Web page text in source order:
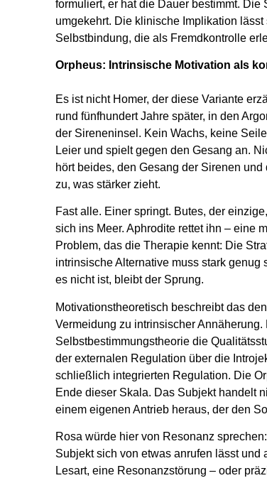
formuliert, er hat die Dauer bestimmt.
umgekehrt. Die klinische Implikation
Selbstbindung, die als Fremdkontrolle
Orpheus: Intrinsische Motivation als
Es ist nicht Homer, der diese Variante
rund fünfhundert Jahre später, in den
der Sireneninsel. Kein Wachs, keine
Leier und spielt gegen den Gesang an.
hört beides, den Gesang der Sirenen
zu, was stärker zieht.
Fast alle. Einer springt. Butes, der
sich ins Meer. Aphrodite rettet ihn – eine
Problem, das die Therapie kennt: Die
intrinsische Alternative muss stark
es nicht ist, bleibt der Sprung.
Motivationstheoretisch beschreibt das
Vermeidung zu intrinsischer
Selbstbestimmungstheorie die
der externalen Regulation über die
schließlich integrierten Regulation. Die
Ende dieser Skala. Das Subjekt handelt
einem eigenen Antrieb heraus, der den
Rosa würde hier von Resonanz
Subjekt sich von etwas anrufen lässt und
Lesart, eine Resonanzstörung – oder